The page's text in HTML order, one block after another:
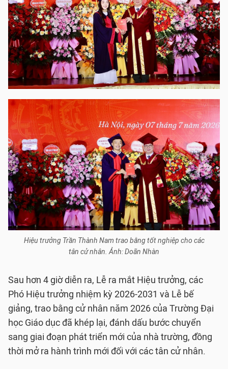
Hiệu trưởng Trần Thành Nam trao bằng tốt nghiệp cho các
tân cử nhân. Ảnh: Doãn Nhàn
Sau hơn 4 giờ diễn ra, Lễ ra mắt Hiệu trưởng, các
Phó Hiệu trưởng nhiệm kỳ 2026-2031 và Lễ bế
giảng, trao bằng cử nhân năm 2026 của Trường Đại
học Giáo dục đã khép lại, đánh dấu bước chuyển
sang giai đoạn phát triển mới của nhà trường, đồng
thời mở ra hành trình mới đối với các tân cử nhân.